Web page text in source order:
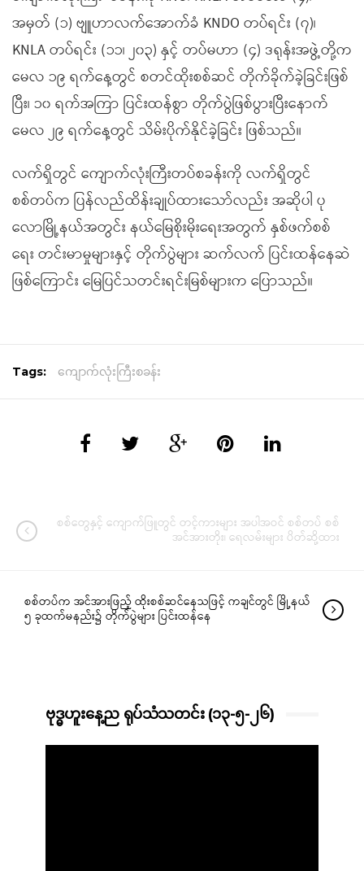
အမှတ် (၁) ဗျူဟာလက်အောက်ခံ KNDO တပ်ရင်း (၇)၊
KNLA တပ်ရင်း (၁၁၊ ၂၀၃) နှင့် တပ်မဟာ (၄) ဒရုန်းအဖွဲ့တို့က
မေလ ၁၉ ရက်နေ့တွင် စတင်ထိုးစစ်ဆင် တိုက်ခိုက်ခဲ့ခြင်းဖြစ်
ပြီး၊ ၁၀ ရက်အကြာ ပြင်းထန်စွာ တိုက်ပွဲဖြစ်ပွားပြီးနောက်
မေလ ၂၉ ရက်နေ့တွင် သိမ်းပိုက်နိုင်ခဲ့ခြင်း ဖြစ်သည်။
လက်ရှိတွင် ကျောက်လုံးကြီးတပ်စခန်းကို လက်ရှိတွင်
စစ်တပ်က ပြန်လည်ထိန်းချုပ်ထားသော်လည်း အဆိုပါ ပု
လောမြို့နယ်အတွင်း နယ်မြေစိုးမိုးရေးအတွက် နှစ်ဖက်စစ်
ရေး တင်းမာမှုများနှင့် တိုက်ပွဲများ ဆက်လက် ပြင်းထန်နေဆဲ
ဖြစ်ကြောင်း မြေပြင်သတင်းရင်းမြစ်များက ပြောသည်။
Tags: ကျောက်လုံးကြီးစခန်း
စစ်တွေနှင့် ကျောက်ဖြူတွင် တင့်ကားများ အပါအဝင် စစ်တပ် စစ်
အင်အားတိုး၊ ရေလမ်းများ ပိတ်ဆို့ထား
စစ်တပ်က အင်အားဖြည့် ထိုးစစ်ဆင်နေသဖြင့် ကချင်တွင် မြို့နယ်
၅ ခုထက်မနည်း၌ တိုက်ပွဲများ ပြင်းထန်နေ
ဗုဒ္ဓဟူးနေ့ည ရုပ်သံသတင်း (၁၃-၅-၂၆)